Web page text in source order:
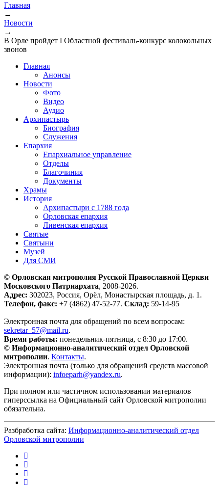
Главная
→
Новости
→
В Орле пройдет I Областной фестиваль-конкурс колокольных
звонов
Главная
Анонсы
Новости
Фото
Видео
Аудио
Архипастырь
Биография
Служения
Епархия
Епархиальное управление
Отделы
Благочиния
Документы
Храмы
История
Архипастыри с 1788 года
Орловская епархия
Ливенская епархия
Святые
Святыни
Музей
Для СМИ
© Орловская митрополия Русской Православной Церкви
Московского Патриархата, 2008-2026.
Адрес: 302023, Россия, Орёл, Монастырская площадь, д. 1.
Телефон, факс: +7 (4862) 47-52-77. Склад: 59-14-95
Электронная почта для обращений по всем вопросам:
sekretar_57@mail.ru.
Время работы: понедельник-пятница, с 8:30 до 17:00.
© Информационно-аналитический отдел Орловской
митрополии. Контакты.
Электронная почта (только для обращений средств массовой
информации): infoeparh@yandex.ru.
При полном или частичном использовании материалов
гиперссылка на Официальный сайт Орловской митрополии
обязательна.
Разбработка сайта: Информационно-аналитический отдел
Орловской митрополии